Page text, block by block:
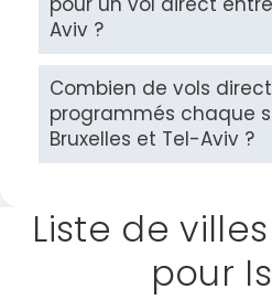
Aviv ?
Combien de vols
programmés chaque
Bruxelles et Tel-Aviv ?
Liste de
pour
Continuer